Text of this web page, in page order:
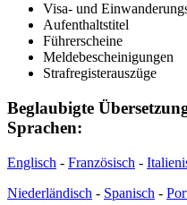
Visa- und
Aufenthaltstitel
Führerscheine
Meldebescheinigungen
Strafregisterauszüge
Beglaubigte
Sprachen:
Englisch - Französisch -
Niederländisch - Spanisch -